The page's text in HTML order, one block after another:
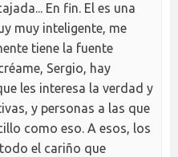
En fin. El es una
muy inteligente, me
tiene la fuente
Sergio, hay
les interesa la verdad y
y personas a las que
como eso. A esos, los
el cariño que